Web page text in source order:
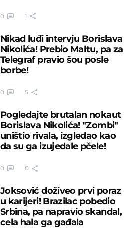
0 1
Nikad luđi intervju Borislava
Nikolića! Prebio Maltu, pa za
Telegraf pravio šou posle
borbe!
0 5
Pogledajte brutalan nokaut
Borislava Nikolića! "Zombi"
uništio rivala, izgledao kao
da su ga izujedale pčele!
0 0
Joksović doživeo prvi poraz
u karijeri! Brazilac pobedio
Srbina, pa napravio skandal,
cela hala ga gađala